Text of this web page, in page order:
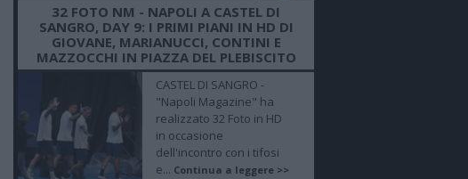
32 FOTO NM - NAPOLI A CASTEL DI
SANGRO, DAY 9: I PRIMI PIANI IN HD DI
GIOVANE, MARIANUCCI, CONTINI E
MAZZOCCHI IN PIAZZA DEL PLEBISCITO
CASTEL DI SANGRO -
"Napoli Magazine" ha
realizzato 32 Foto in HD
in occasione
dell'incontro con i tifosi
e... Continua a leggere >>